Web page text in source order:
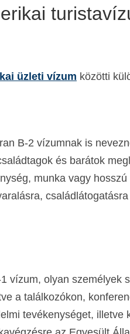
üzleti vízum közötti
B-2 vízumnak is
és barátok
munka vagy
vízum, olyan személyek
a találkozókon,
tevékenységet, illetve